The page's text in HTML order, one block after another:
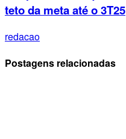
teto da meta até o 3T25
redacao
Postagens relacionadas